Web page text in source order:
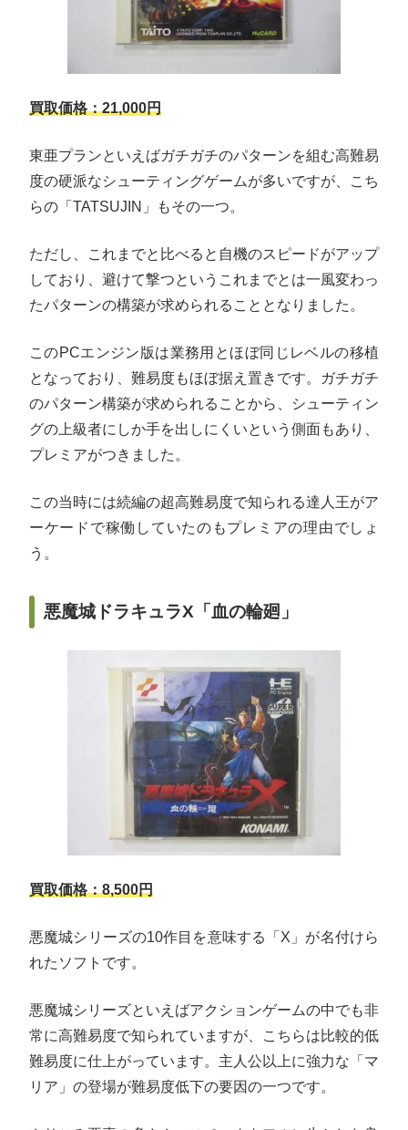
買取価格：21,000円
東亜プランといえばガチガチのパターンを組む高難易
度の硬派なシューティングゲームが多いですが、こち
らの「TATSUJIN」もその一つ。
ただし、これまでと比べると自機のスピードがアップ
しており、避けて撃つというこれまでとは一風変わっ
たパターンの構築が求められることとなりました。
このPCエンジン版は業務用とほぼ同じレベルの移植
となっており、難易度もほぼ据え置きです。ガチガチ
のパターン構築が求められることから、シューティン
グの上級者にしか手を出しにくいという側面もあり、
プレミアがつきました。
この当時には続編の超高難易度で知られる達人王がア
ーケードで稼働していたのもプレミアの理由でしょ
う。
悪魔城ドラキュラX「血の輪廻」
買取価格：8,500円
悪魔城シリーズの10作目を意味する「X」が名付けら
れたソフトです。
悪魔城シリーズといえばアクションゲームの中でも非
常に高難易度で知られていますが、こちらは比較的低
難易度に仕上がっています。主人公以上に強力な「マ
リア」の登場が難易度低下の要因の一つです。